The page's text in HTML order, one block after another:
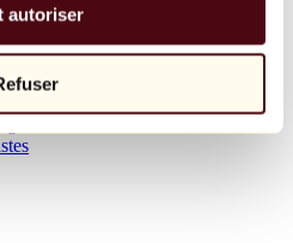
autoriser